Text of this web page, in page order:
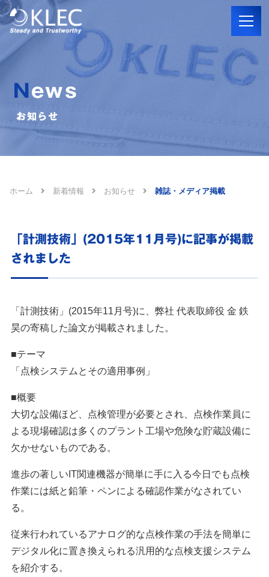
News
お知らせ
ホーム 新着情報 お知らせ 雑誌・メディア掲載
「計測技術」(2015年11月号)に記事が掲載
されました
「計測技術」(2015年11月号)に、弊社 代表取締役 金 鉄
昊の寄稿した論文が掲載されました。
■テーマ
「点検システムとその適用事例」
■概要
大切な設備ほど、点検管理が必要とされ、点検作業員に
よる現場確認は多くのプラント工場や危険な貯蔵設備に
欠かせないものである。
進歩の著しいIT関連機器が簡単に手に入る今日でも点検
作業には紙と鉛筆・ペンによる確認作業がなされてい
る。
従来行われているアナログ的な点検作業の手法を簡単に
デジタル化に置き換えられる汎用的な点検支援システム
を紹介する。